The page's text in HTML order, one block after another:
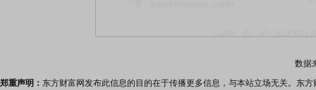
数据
郑重声明： 东方财富网发布此信息的目的在于传播更多信息，与本站立场无关。东